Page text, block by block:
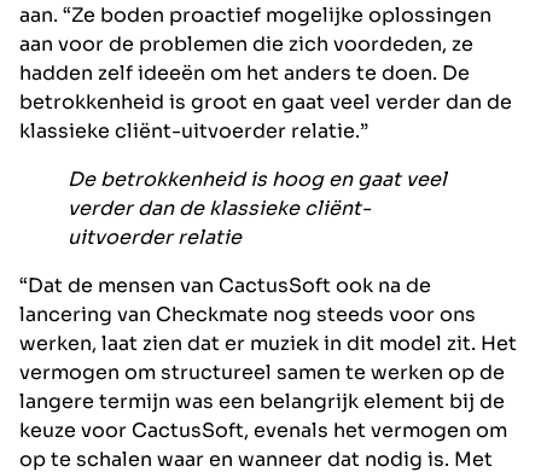
aan. “Ze boden proactief mogelijke oplossingen
aan voor de problemen die zich voordeden, ze
hadden zelf ideeën om het anders te doen. De
betrokkenheid is groot en gaat veel verder dan de
klassieke cliënt-uitvoerder relatie.”
De betrokkenheid is hoog en gaat veel
verder dan de klassieke cliënt-
uitvoerder relatie
“Dat de mensen van CactusSoft ook na de
lancering van Checkmate nog steeds voor ons
werken, laat zien dat er muziek in dit model zit. Het
vermogen om structureel samen te werken op de
langere termijn was een belangrijk element bij de
keuze voor CactusSoft, evenals het vermogen om
op te schalen waar en wanneer dat nodig is. Met